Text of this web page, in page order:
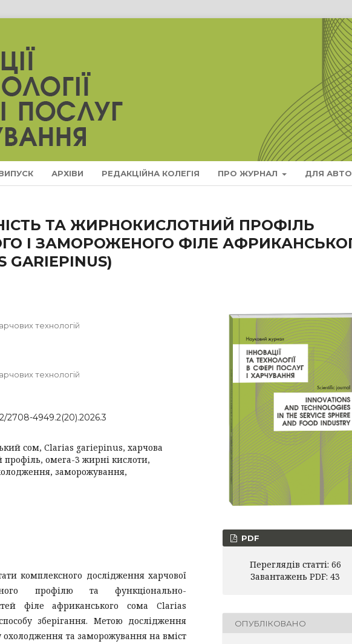
АРХІВИ РЕДАКЦІЙНА КОЛЕГІЯ ПРО ЖУРНАЛ ДЛЯ
ТА ЖИРНОКИСЛОТНИЙ ПРОФІЛЬ
І ЗАМОРОЖЕНОГО ФІЛЕ
технологій
технологій
2708-4949.2(20).2026.3
сом, Clarias gariepinus, харчова
профіль, омега-3 жирні кислоти,
заморожування,
комплексного дослідження харчової
профілю та функціонально-
філе африканського сома Clarias
зберігання. Метою дослідження
охолодження та заморожування на вміст
PDF
Переглядів статті: 66
Завантажень PDF: 43
ОПУБЛІКОВАНО